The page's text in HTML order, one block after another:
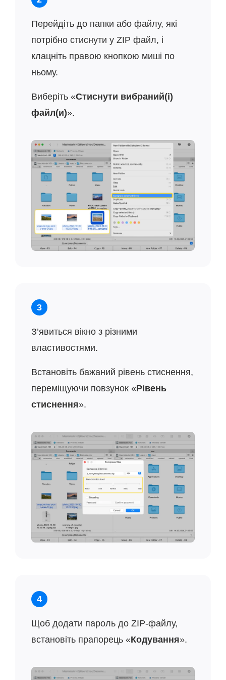
Перейдіть до папки або файлу, які
потрібно стиснути у ZIP файл, і
клацніть правою кнопкою миші по
ньому.
Виберіть «Стиснути вибраний(і)
файл(и)».
3
З’явиться вікно з різними
властивостями.
Встановіть бажаний рівень стиснення,
переміщуючи повзунок «Рівень
стиснення».
4
Щоб додати пароль до ZIP-файлу,
встановіть прапорець «Кодування».